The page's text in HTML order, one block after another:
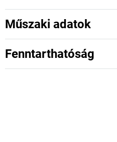
Műszaki adatok
Fenntarthatóság